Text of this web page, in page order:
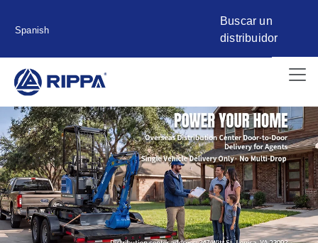
Spanish
Buscar un
distribuidor